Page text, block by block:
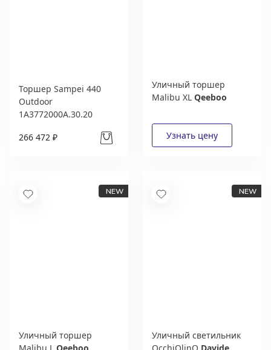
Торшер Sampei 440
Outdoor
1A3772000A.30.20
266 472 ₽
Уличный торшер
Malibu XL Qeeboo
Уличный торшер
Уличный светильник